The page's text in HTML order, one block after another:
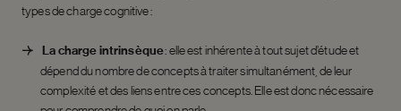
types de charge cognitive :
La charge intrinsèque: elle est inhérente à tout sujet d’étude et
dépend du nombre de concepts à traiter simultanément, de leur
complexité et des liens entre ces concepts. Elle est donc nécessaire